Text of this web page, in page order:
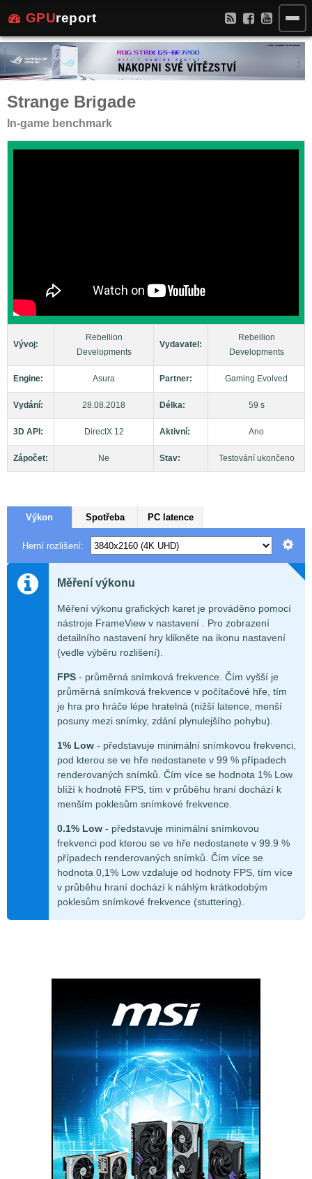
GPUreport
Strange Brigade
In-game benchmark
Vývoj:
Rebellion
Developments
Vydavatel:
Rebellion
Developments
Engine: Asura Partner: Gaming Evolved
Vydání: 28.08.2018 Délka: 59 s
3D API: DirectX 12 Aktivní: Ano
Zápočet: Ne Stav: Testování ukončeno
Výkon Spotřeba PC latence
Herní rozlišení:
Měření výkonu
Měření výkonu grafických karet je prováděno pomocí
nástroje FrameView v nastavení . Pro zobrazení
detailního nastavení hry klikněte na ikonu nastavení
(vedle výběru rozlišení).
FPS - průměrná snímková frekvence. Čím vyšší je
průměrná snímková frekvence v počítačové hře, tím
je hra pro hráče lépe hratelná (nižší latence, menší
posuny mezi snímky, zdání plynulejšího pohybu).
1% Low - představuje minimální snímkovou frekvenci,
pod kterou se ve hře nedostanete v 99 % případech
renderovaných snímků. Čím více se hodnota 1% Low
blíží k hodnotě FPS, tím v průběhu hraní dochází k
menším poklesům snímkové frekvence.
0.1% Low - představuje minimální snímkovou
frekvenci pod kterou se ve hře nedostanete v 99.9 %
případech renderovaných snímků. Čím více se
hodnota 0,1% Low vzdaluje od hodnoty FPS, tím více
v průběhu hraní dochází k náhlým krátkodobým
poklesům snímkové frekvence (stuttering).